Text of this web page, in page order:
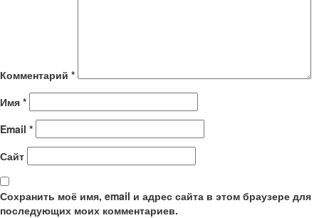
Комментарий *
Имя *
Email *
Сайт
Сохранить моё имя, email и адрес сайта в этом браузере для
последующих моих комментариев.